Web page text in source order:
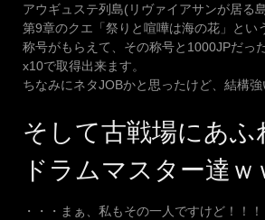
アウギュステ列島(リヴァイアサンが居る
第9章のクエ「祭りと喧嘩は海の花」とい
称号がもらえて、その称号と1000JPだっ
x10で取得出来ます。
ちなみにネタJOBかと思ったけど、結構
そして古戦場にあふ
ドラムマスター達ｗ
・・・まぁ、私もその一人ですけど！！！